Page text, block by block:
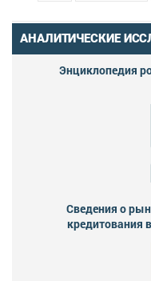
АНАЛИТИЧЕСКИЕ
Энциклопедия
Сведения о
кредитования